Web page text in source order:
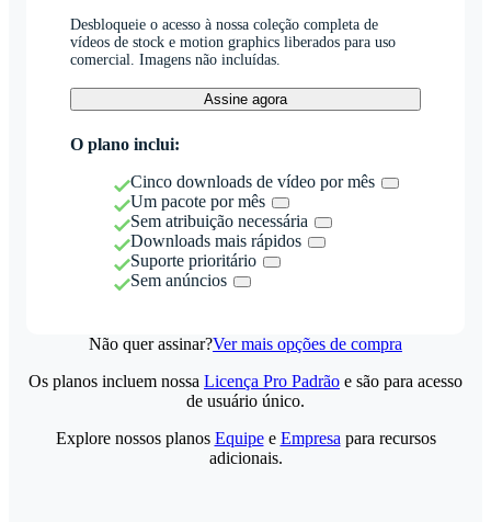
Desbloqueie o acesso à nossa coleção completa de
vídeos de stock e motion graphics liberados para uso
comercial. Imagens não incluídas.
Assine agora
O plano inclui:
Cinco downloads de vídeo por mês
Um pacote por mês
Sem atribuição necessária
Downloads mais rápidos
Suporte prioritário
Sem anúncios
Não quer assinar?Ver mais opções de compra
Os planos incluem nossa Licença Pro Padrão e são para acesso
de usuário único.
Explore nossos planos Equipee Empresa para recursos
adicionais.